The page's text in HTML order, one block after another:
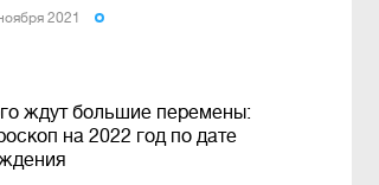
2021
ждут большие перемены:
на 2022 год по дате